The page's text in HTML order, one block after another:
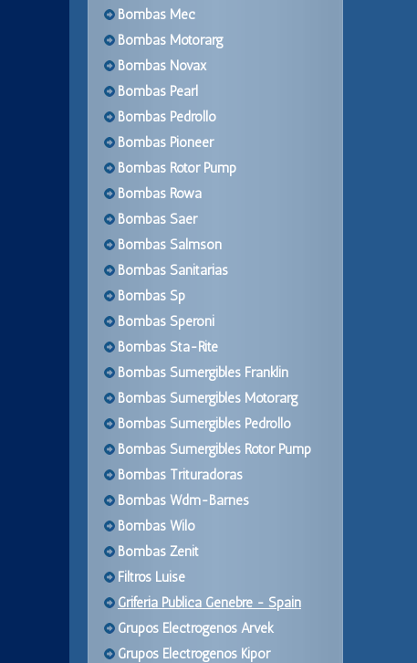
Bombas Mec
Bombas Motorarg
Bombas Novax
Bombas Pearl
Bombas Pedrollo
Bombas Pioneer
Bombas Rotor Pump
Bombas Rowa
Bombas Saer
Bombas Salmson
Bombas Sanitarias
Bombas Sp
Bombas Speroni
Bombas Sta-Rite
Bombas Sumergibles Franklin
Bombas Sumergibles Motorarg
Bombas Sumergibles Pedrollo
Bombas Sumergibles Rotor Pump
Bombas Trituradoras
Bombas Wdm-Barnes
Bombas Wilo
Bombas Zenit
Filtros Luise
Griferia Publica Genebre - Spain
Grupos Electrogenos Arvek
Grupos Electrogenos Kipor